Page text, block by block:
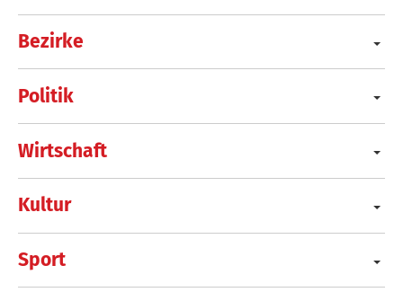
Bezirke
Politik
Wirtschaft
Kultur
Sport